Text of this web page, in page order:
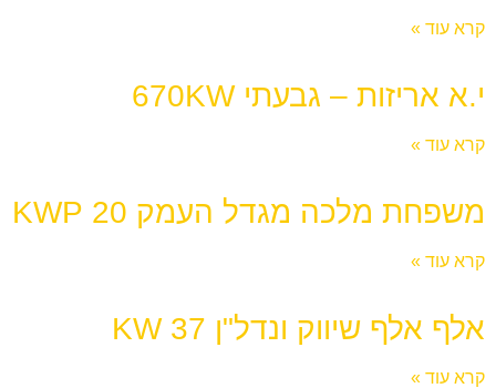
קרא עוד »
י.א אריזות – גבעתי 670KW
קרא עוד »
משפחת מלכה מגדל העמק 20 KWP
קרא עוד »
אלף אלף שיווק ונדל"ן 37 KW
קרא עוד »